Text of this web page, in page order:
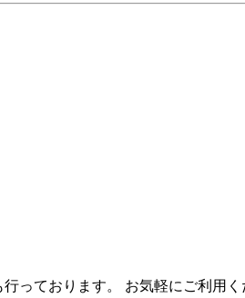
っております。 お気軽にご利用